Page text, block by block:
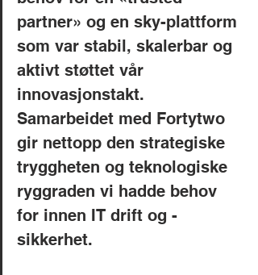
partner» og en sky-plattform
som var stabil, skalerbar og
aktivt støttet vår
innovasjonstakt.
Samarbeidet med Fortytwo
gir nettopp den strategiske
tryggheten og teknologiske
ryggraden vi hadde behov
for innen IT drift og -
sikkerhet.